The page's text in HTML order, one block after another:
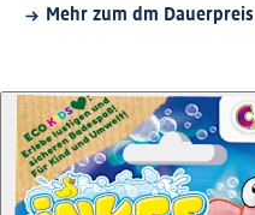
Mehr zum dm Dauerpreis